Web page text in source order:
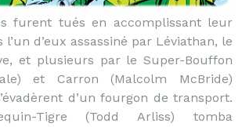
furent tués en accomplissant leur
d’eux assassiné par Léviathan, le
et plusieurs par le Super-Bouffon
et Carron (Malcolm McBride)
d’un fourgon de transport.
Tigre (Todd Arliss) tomba